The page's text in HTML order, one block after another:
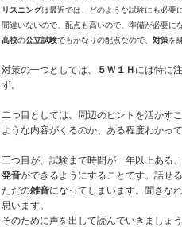
リスニングは最近では、どのような試験にも必要
間違いないので、配点も高いので、準備が必要に
高校の公立試験でもかなりの配点なので、 対策を
対策の一つとしては、 ５Ｗ１Ｈ には特に
ず。
二つ目としては、周辺のヒントを活かすこ
ような内容がくるのか、ある程度わかっ
三つ目が、試験まで時間が一年以上ある
発音ができるようにすることです。話せ
ただの雑音になってしまいます。聞きな
思います。
そのために声を出して読んでいきましょう